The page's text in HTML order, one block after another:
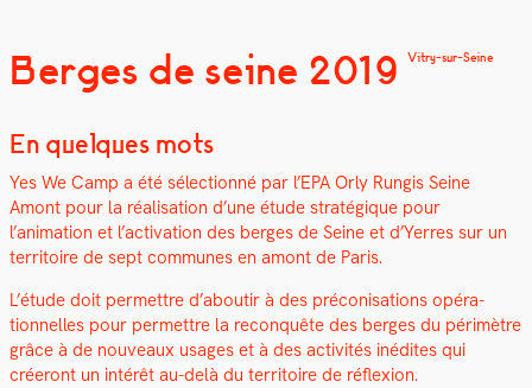
Berges de seine 2019Vitry-sur-Seine
En quelques mots
Yes We Camp a été sélec­tion­né par l’EPA Orly Rungis Seine
Amont pour la réal­i­sa­tion d’une étude stratégique pour
l’animation et l’activation des berges de Seine et d’Yerres sur un
ter­ri­toire de sept com­munes en amont de Paris.
L’étude doit per­me­t­tre d’aboutir à des préconisations opéra­
tionnelles pour per­me­t­tre la recon­quête des berges du périmètre
grâce à de nou­veaux usages et à des activités inédites qui
créeront un intérêt au-delà du ter­ri­toire de réflexion.